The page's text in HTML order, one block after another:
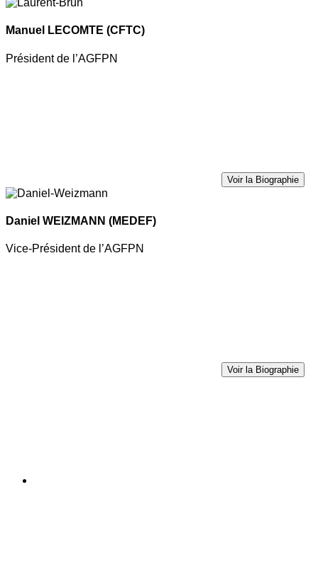
Manuel LECOMTE (CFTC)
Président de l’AGFPN
Voir la Biographie
Daniel WEIZMANN (MEDEF)
Vice-Président de l’AGFPN
Voir la Biographie